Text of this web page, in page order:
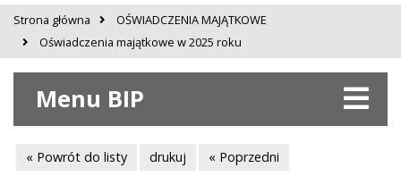
Strona główna
OŚWIADCZENIA MAJĄTKOWE
Oświadczenia majątkowe w 2025 roku
Menu BIP
« Powrót do listy drukuj « Poprzedni